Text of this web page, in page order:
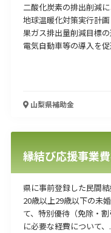
二酸化炭素の排出削減
地球温暖化対策実行計
果ガス排出量削減目標
電気自動車等の導入を促
山梨県補助金
縁結び応援事業
県に事前登録した民間
20歳以上29歳以下の未
て、特別優待（免除・
に必要な経費について、